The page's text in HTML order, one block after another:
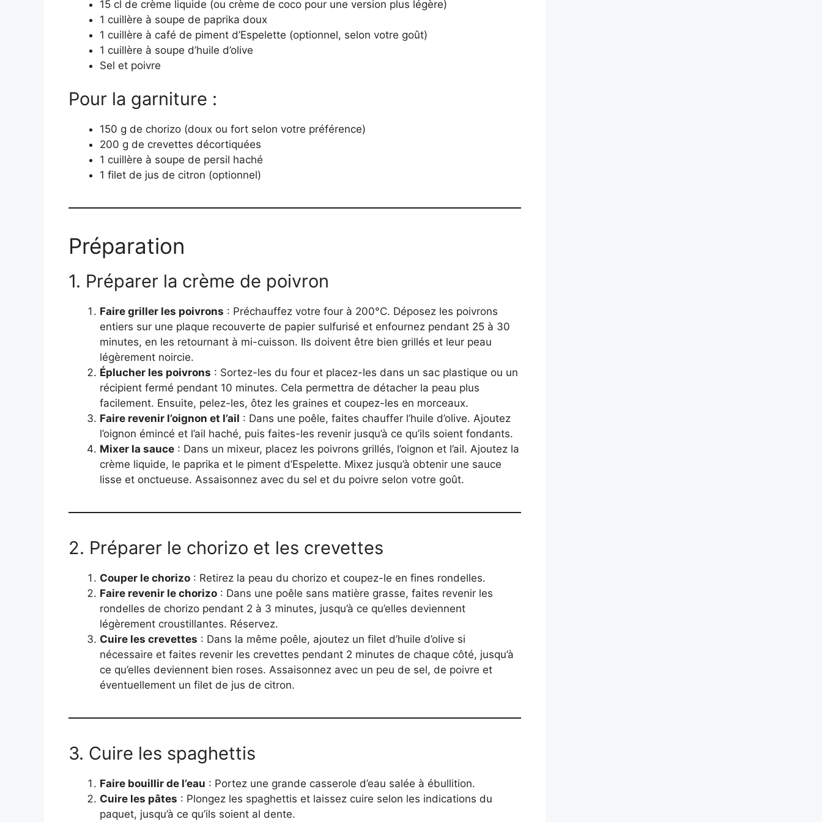
15 cl de crème liquide (ou crème de coco pour une version plus légère)
1 cuillère à soupe de paprika doux
1 cuillère à café de piment d’Espelette (optionnel, selon votre goût)
1 cuillère à soupe d’huile d’olive
Sel et poivre
Pour la garniture :
150 g de chorizo (doux ou fort selon votre préférence)
200 g de crevettes décortiquées
1 cuillère à soupe de persil haché
1 filet de jus de citron (optionnel)
Préparation
1. Préparer la crème de poivron
Faire griller les poivrons : Préchauffez votre four à 200°C. Déposez les poivrons
entiers sur une plaque recouverte de papier sulfurisé et enfournez pendant 25 à 30
minutes, en les retournant à mi-cuisson. Ils doivent être bien grillés et leur peau
légèrement noircie.
Éplucher les poivrons : Sortez-les du four et placez-les dans un sac plastique ou un
récipient fermé pendant 10 minutes. Cela permettra de détacher la peau plus
facilement. Ensuite, pelez-les, ôtez les graines et coupez-les en morceaux.
Faire revenir l’oignon et l’ail : Dans une poêle, faites chauffer l’huile d’olive. Ajoutez
l’oignon émincé et l’ail haché, puis faites-les revenir jusqu’à ce qu’ils soient fondants.
Mixer la sauce : Dans un mixeur, placez les poivrons grillés, l’oignon et l’ail. Ajoutez la
crème liquide, le paprika et le piment d’Espelette. Mixez jusqu’à obtenir une sauce
lisse et onctueuse. Assaisonnez avec du sel et du poivre selon votre goût.
2. Préparer le chorizo et les crevettes
Couper le chorizo : Retirez la peau du chorizo et coupez-le en fines rondelles.
Faire revenir le chorizo : Dans une poêle sans matière grasse, faites revenir les
rondelles de chorizo pendant 2 à 3 minutes, jusqu’à ce qu’elles deviennent
légèrement croustillantes. Réservez.
Cuire les crevettes : Dans la même poêle, ajoutez un filet d’huile d’olive si
nécessaire et faites revenir les crevettes pendant 2 minutes de chaque côté, jusqu’à
ce qu’elles deviennent bien roses. Assaisonnez avec un peu de sel, de poivre et
éventuellement un filet de jus de citron.
3. Cuire les spaghettis
Faire bouillir de l’eau : Portez une grande casserole d’eau salée à ébullition.
Cuire les pâtes : Plongez les spaghettis et laissez cuire selon les indications du
paquet, jusqu’à ce qu’ils soient al dente.